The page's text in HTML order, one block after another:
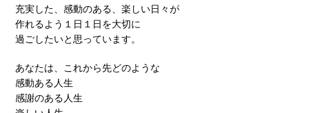
充実した、感動のある、楽しい日々が
作れるよう１日１日を大切に
過ごしたいと思っています。
あなたは、これから先どのような
感動ある人生
感謝のある人生